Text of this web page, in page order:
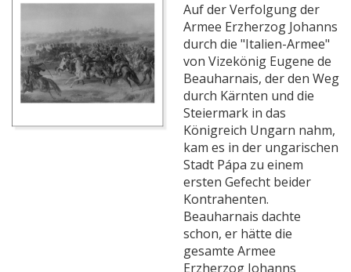
Auf der Verfolgung der
Armee Erzherzog Johanns
durch die "Italien-Armee"
von Vizekönig Eugene de
Beauharnais, der den Weg
durch Kärnten und die
Steiermark in das
Königreich Ungarn nahm,
kam es in der ungarischen
Stadt Pápa zu einem
ersten Gefecht beider
Kontrahenten.
Beauharnais dachte
schon, er hätte die
gesamte Armee
Erzherzog Johanns